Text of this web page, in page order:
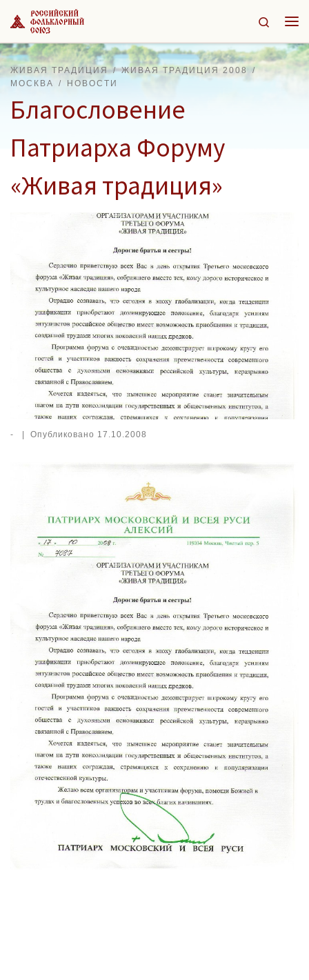
Перейти к содержимому
Search
ЖИВАЯ ТРАДИЦИЯ
ЖИВАЯ ТРАДИЦИЯ 2008
МОСКВА
НОВОСТИ
Благословение
Патриарха Форуму
«Живая традиция»
- | Опубликовано 17.10.2008